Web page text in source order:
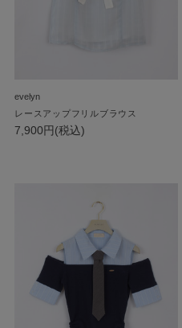
evelyn
レースアップフリルブラウス
7,900円(税込)